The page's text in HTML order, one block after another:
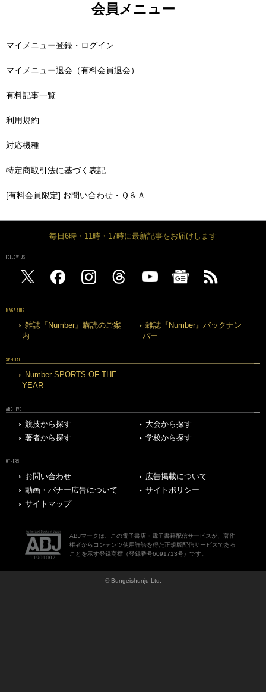
会員メニュー
マイメニュー登録・ログイン
マイメニュー退会（有料会員退会）
有料記事一覧
利用規約
対応機種
特定商取引法に基づく表記
[有料会員限定] お問い合わせ・Ｑ＆Ａ
毎日6時・11時・17時に最新記事をお届けします
FOLLOW US
MAGAZINE
雑誌『Number』購読のご案
内
雑誌『Number』バックナン
バー
SPECIAL
Number SPORTS OF THE
YEAR
ARCHIVE
競技から探す
大会から探す
著者から探す
学校から探す
OTHERS
お問い合わせ
広告掲載について
動画・バナー広告について
サイトポリシー
サイトマップ
ABJマークは、この電子書店・電子書籍配信サービスが、著作
権者からコンテンツ使用許諾を得た正規版配信サービスである
ことを示す登録商標（登録番号6091713号）です。
© Bungeishunju Ltd.